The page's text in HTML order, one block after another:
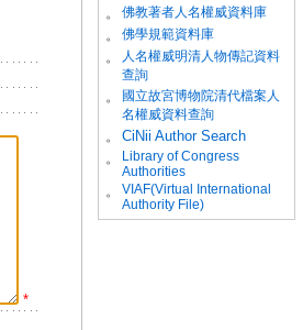
*
。 佛教著者人名權威資料庫
。 佛學規範資料庫
。
人名權威明清人物傳記資料
查詢
。
國立故宮博物院清代檔案人
名權威資料查詢
。
CiNii Author Search
。
Library of Congress
Authorities
。
VIAF(Virtual International
Authority File)